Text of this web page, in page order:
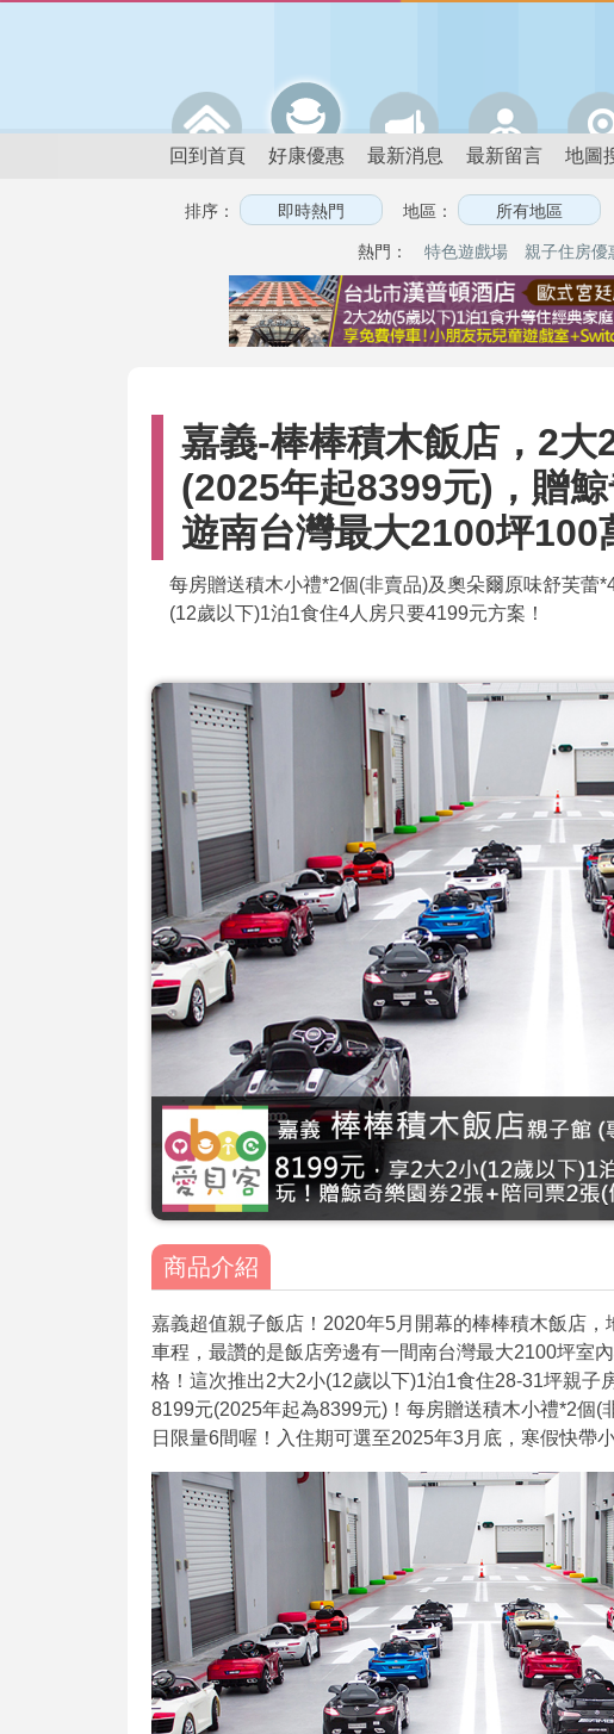
回到首頁 好康優惠 最新消息 最新留言 地圖
排序： 地區：
熱門： 特色遊戲場 親子住房優
嘉義-棒棒積木飯店，2
(2025年起8399元)，贈
遊南台灣最大2100坪100
每房贈送積木小禮*2個(非賣品)及奧朵爾原味舒芙蕾
(12歲以下)1泊1食住4人房只要4199元方案！
商品介紹
嘉義超值親子飯店！2020年5月開幕的棒棒積木飯店
車程，最讚的是飯店旁邊有一間南台灣最大2100坪室
格！這次推出2大2小(12歲以下)1泊1食住28-31坪親子
8199元(2025年起為8399元)！每房贈送積木小禮*2個
日限量6間喔！入住期可選至2025年3月底，寒假快帶